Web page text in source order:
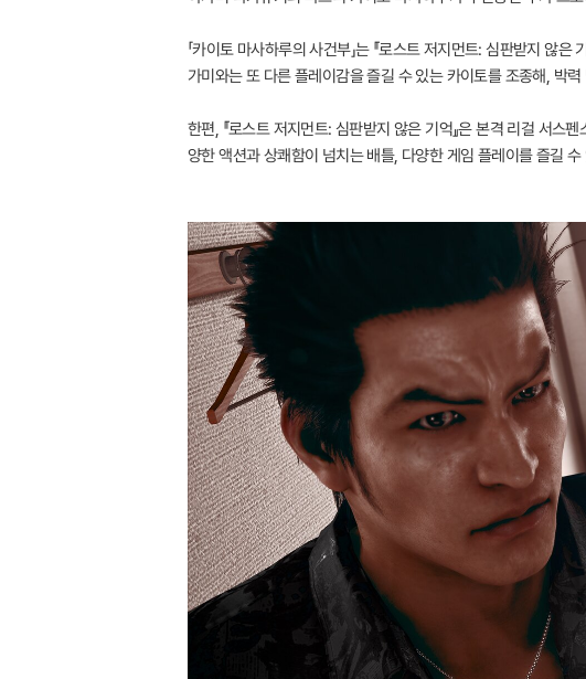
「카이토 마사하루의 사건부」는 『로스트 저지먼트: 심판받지 않
가미와는 또 다른 플레이감을 즐길 수 있는 카이토를 조종해, 박
한편, 『로스트 저지먼트: 심판받지 않은 기억』은 본격 리걸 서
양한 액션과 상쾌함이 넘치는 배틀, 다양한 게임 플레이를 즐길